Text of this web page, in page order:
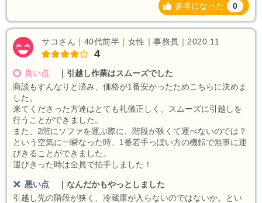
参考になった 0
サコさん｜40代前半｜女性｜事務員｜2020.11
4
良い点
引越し作業はスムーズでした
商談もすんなりと済み、価格が1番安かったためこちらに決めま
した。
来てくださった方達はとても礼儀正しく、スムーズに引越しを
行うことができました。
また、2階にソファを運ぶ際に、階段が狭くて運べないのでは？
という空気に一瞬なった時、1番若手っぽい方の機転で無事に運
びきることができました。
運びきった時は全員で拍手しました！
悪い点
なんだかもやっとしました
引越し先の階段が狭く、冷蔵庫が入らないのではないか。とい